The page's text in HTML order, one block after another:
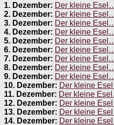
1. Dezember: Der kleine
2. Dezember: Der kleine
3. Dezember: Der kleine
4. Dezember: Der kleine
5. Dezember: Der kleine
6. Dezember: Der kleine
7. Dezember: Der kleine
8. Dezember: Der kleine
9. Dezember: Der kleine
10. Dezember: Der kleine
11. Dezember: Der kleine
12. Dezember: Der kleine
13. Dezember: Der kleine
14. Dezember: Der kleine